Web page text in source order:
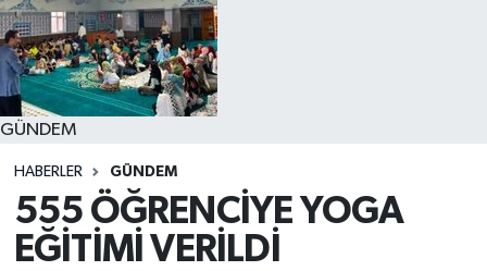
GÜNDEM
HABERLER GÜNDEM
555 ÖĞRENCİYE YOGA
EĞİTİMİ VERİLDİ